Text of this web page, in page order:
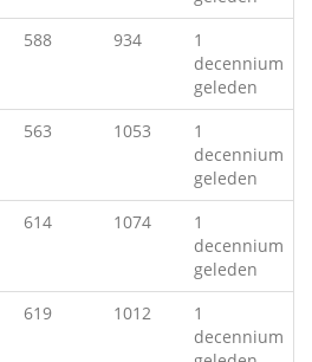
588 934
1
decennium
geleden
563 1053
1
decennium
geleden
614 1074
1
decennium
geleden
619 1012
1
decennium